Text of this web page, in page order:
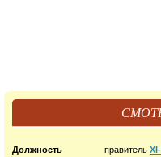
Должность правитель